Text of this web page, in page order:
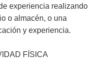
experiencia realizando
o almacén, o una
y experiencia.
FÍSICA